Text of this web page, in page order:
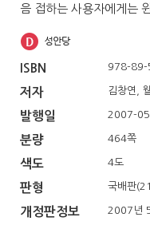
음 접하는 사용자에게는 윈
ISBN 978-89-
저자 김창연,
발행일 2007-
분량 464쪽
색도 4도
판형 국배판
개정판정보 2007년